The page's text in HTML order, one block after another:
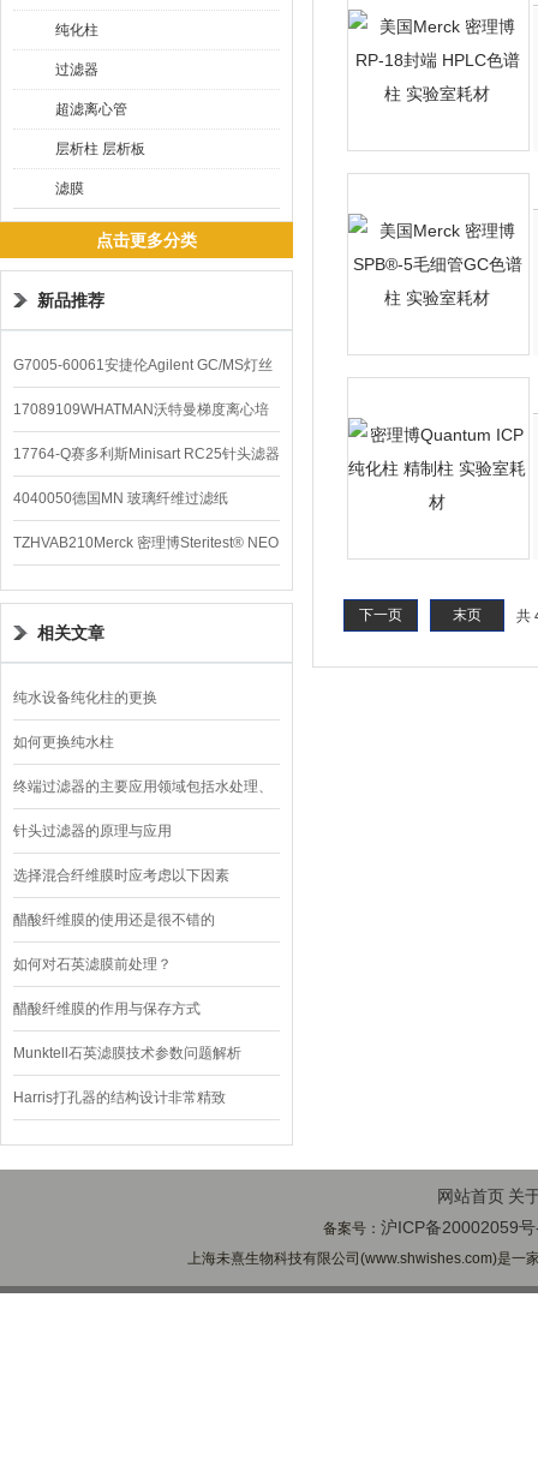
纯化柱
过滤器
超滤离心管
层析柱 层析板
滤膜
点击更多分类
新品推荐
G7005-60061安捷伦Agilent GC/MS灯丝
配件
17089109WHATMAN沃特曼梯度离心培
养基
17764-Q赛多利斯Minisart RC25针头滤器
4040050德国MN 玻璃纤维过滤纸
TZHVAB210Merck 密理博Steritest® NEO
设备
相关文章
纯水设备纯化柱的更换
如何更换纯水柱
终端过滤器的主要应用领域包括水处理、
空气净化和化学工业
针头过滤器的原理与应用
选择混合纤维膜时应考虑以下因素
醋酸纤维膜的使用还是很不错的
如何对石英滤膜前处理？
醋酸纤维膜的作用与保存方式
Munktell石英滤膜技术参数问题解析
Harris打孔器的结构设计非常精致
共
下一页 末页
网站首页 关
备案号：沪ICP备20002059
上海未熹生物科技有限公司(www.shwishes.com)是一